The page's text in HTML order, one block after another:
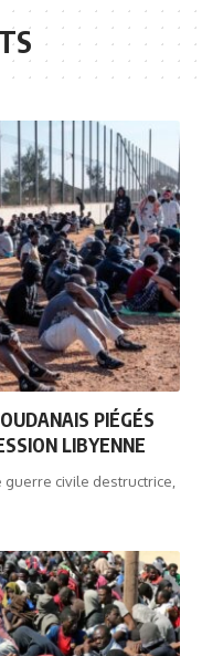
PIÉGÉS
LIBYENNE
civile destructrice,